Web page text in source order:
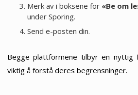
Merk av i boksene for «Be om
under Sporing.
Send e-posten din.
Begge plattformene tilbyr en nyttig
viktig å forstå deres begrensninger.